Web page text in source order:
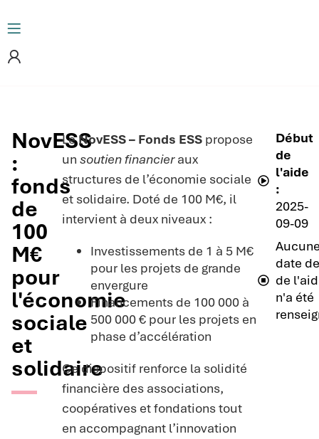
NovESS
:
fonds
de
100
M€
pour
l'économie
sociale
et
solidaire
LeNovESS – Fonds ESS propose
unsoutien financieraux
structures de l’économie sociale
et solidaire. Doté de 100 M€, il
intervient à deux niveaux :
Investissements de 1 à 5 M€
pour les projets de grande
envergure
Financements de 100 000 à
500 000 € pour les projets en
phase d’accélération
Ce dispositif renforce la solidité
financière des associations,
coopératives et fondations tout
en accompagnant l’innovation
Début
de
l'aide
:
2025-
09-09
date
de
n'a été